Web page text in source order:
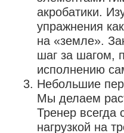
акробатики.
упражнения
на «земле».
шаг за шагом,
исполнению
Небольшие
Мы делаем
Тренер всегда
нагрузкой на